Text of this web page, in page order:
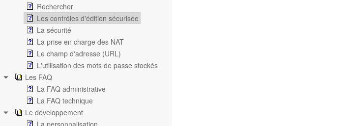
Rechercher
Les contrôles d'édition sécurisée
La sécurité
La prise en charge des NAT
Le champ d'adresse (URL)
L'utilisation des mots de passe stockés
Les FAQ
La FAQ administrative
La FAQ technique
Le développement
La personnalisation